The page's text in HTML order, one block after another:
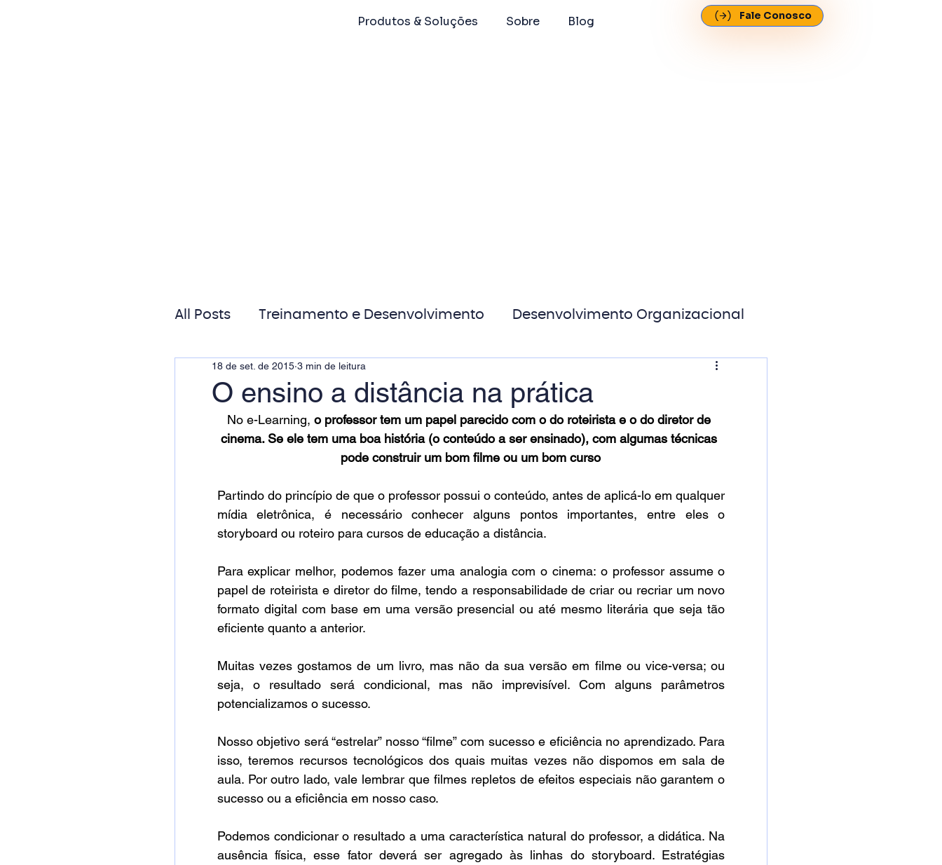
Produtos & Soluções Sobre Blog Fale Conosco
All Posts Treinamento e Desenvolvimento Desenvolvimento Organizacional
Gestão de Pessoas MicroPower Corporativo
Responsabilidade Social
O ensino a distância na prática
18 de set. de 2015 3 min de leitura
No e-Learning, o professor tem um papel parecido com o do roteirista e o do diretor de
cinema. Se ele tem uma boa história (o conteúdo a ser ensinado), com algumas técnicas
pode construir um bom filme ou um bom curso
Partindo do princípio de que o professor possui o conteúdo, antes de aplicá-lo em qualquer
mídia eletrônica, é necessário conhecer alguns pontos importantes, entre eles o
storyboard ou roteiro para cursos de educação a distância.
Para explicar melhor, podemos fazer uma analogia com o cinema: o professor assume o
papel de roteirista e diretor do filme, tendo a responsabilidade de criar ou recriar um novo
formato digital com base em uma versão presencial ou até mesmo literária que seja tão
eficiente quanto a anterior.
Muitas vezes gostamos de um livro, mas não da sua versão em filme ou vice-versa; ou
seja, o resultado será condicional, mas não imprevisível. Com alguns parâmetros
potencializamos o sucesso.
Nosso objetivo será “estrelar” nosso “filme” com sucesso e eficiência no aprendizado. Para
isso, teremos recursos tecnológicos dos quais muitas vezes não dispomos em sala de
aula. Por outro lado, vale lembrar que filmes repletos de efeitos especiais não garantem o
sucesso ou a eficiência em nosso caso.
Podemos condicionar o resultado a uma característica natural do professor, a didática. Na
ausência física, esse fator deverá ser agregado às linhas do storyboard. Estratégias